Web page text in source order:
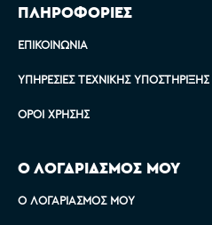
ΠΛΗΡΟΦΟΡΙΕΣ
ΕΠΙΚΟΙΝΩΝΊΑ
ΥΠΗΡΕΣΊΕΣ ΤΕΧΝΙΚΉΣ ΥΠΟΣΤΉΡΙΞΗΣ
ΌΡΟΙ ΧΡΉΣΗΣ
Ο ΛΟΓΑΡΙΑΣΜΟΣ ΜΟΥ
Ο ΛΟΓΑΡΙΑΣΜΌΣ ΜΟΥ